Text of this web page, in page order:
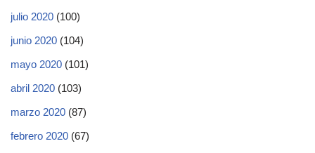
julio 2020 (100)
junio 2020 (104)
mayo 2020 (101)
abril 2020 (103)
marzo 2020 (87)
febrero 2020 (67)